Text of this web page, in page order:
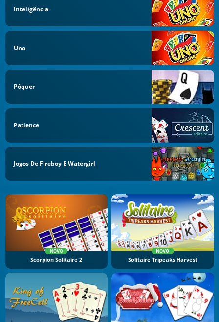
Inteligência
Uno
Pôquer
Patience
Jogos De Fireboy E Watergirl
NOVO
Scorpion Solitaire 2
NOVO
Solitaire Tripeaks Harvest